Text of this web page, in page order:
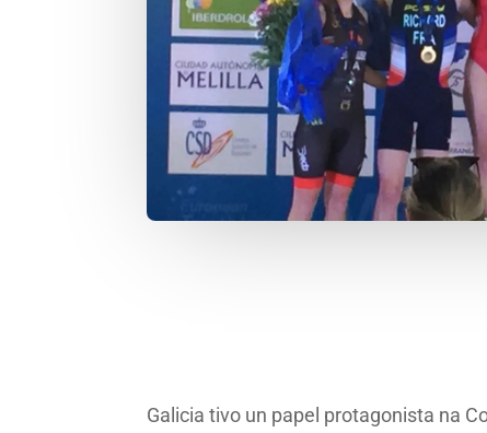
Galicia tivo un papel protagonista na